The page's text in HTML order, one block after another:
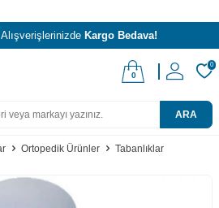
Kargo Bedava!
ARA
0
0
Ortopedik Ürünler
Tabanlıklar